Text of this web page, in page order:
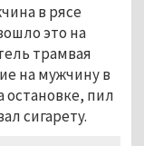
в рясе
это на
трамвая
на мужчину в
остановке, пил
сигарету.